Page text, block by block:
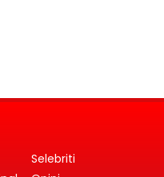
Selebriti